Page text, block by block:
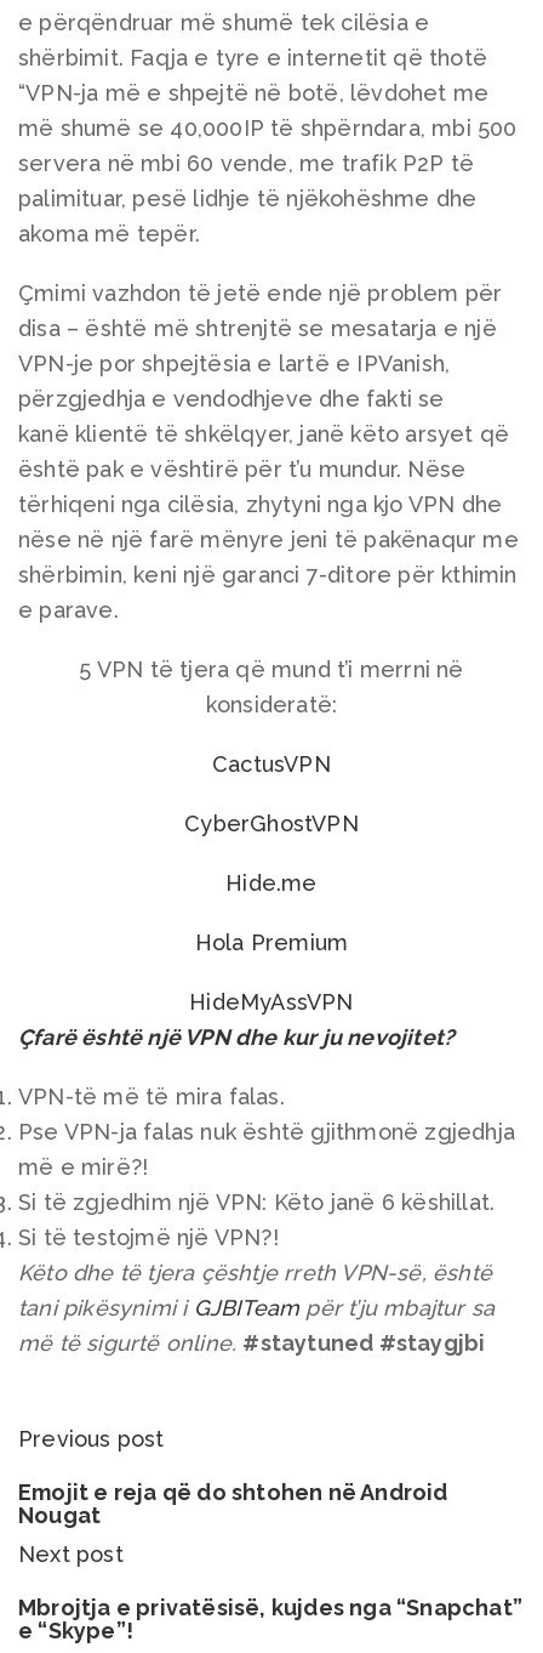
e përqëndruar më shumë tek cilësia e
shërbimit. Faqja e tyre e internetit që thotë
“VPN-ja më e shpejtë në botë, lëvdohet me
më shumë se 40,000IP të shpërndara, mbi 500
servera në mbi 60 vende, me trafik P2P të
palimituar, pesë lidhje të njëkohëshme dhe
akoma më tepër.
Çmimi vazhdon të jetë ende një problem për
disa – është më shtrenjtë se mesatarja e një
VPN-je por shpejtësia e lartë e IPVanish,
përzgjedhja e vendodhjeve dhe fakti se
kanë klientë të shkëlqyer, janë këto arsyet që
është pak e vështirë për t’u mundur. Nëse
tërhiqeni nga cilësia, zhytyni nga kjo VPN dhe
nëse në një farë mënyre jeni të pakënaqur me
shërbimin, keni një garanci 7-ditore për kthimin
e parave.
5 VPN të tjera që mund t’i merrni në
konsideratë:
CactusVPN
CyberGhostVPN
Hide.me
Hola Premium
HideMyAssVPN
Çfarë është një VPN dhe kur ju nevojitet?
VPN-të më të mira falas.
Pse VPN-ja falas nuk është gjithmonë zgjedhja
më e mirë?!
Si të zgjedhim një VPN: Këto janë 6 këshillat.
Si të testojmë një VPN?!
Këto dhe të tjera çështje rreth VPN-së, është
tani pikësynimi i GJBITeam për t’ju mbajtur sa
më të sigurtë online. #staytuned #staygjbi
Previous post
Emojit e reja që do shtohen në Android
Nougat
Next post
Mbrojtja e privatësisë, kujdes nga “Snapchat”
e “Skype”!